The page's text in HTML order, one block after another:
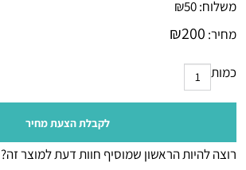
משלוח: ₪50
מחיר:
₪200
כמות
לקבלת הצעת מחיר
רוצה להיות הראשון שמוסיף חוות דעת למוצר זה?